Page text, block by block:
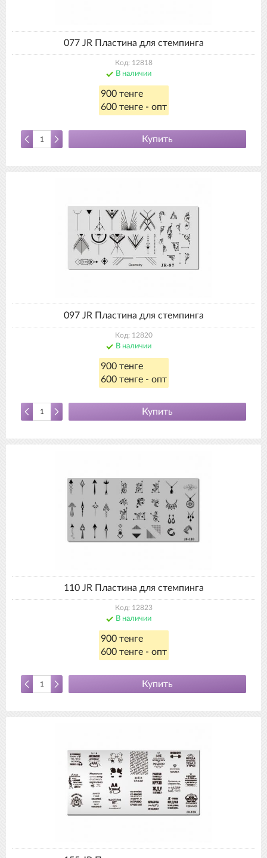
077 JR Пластина для стемпинга
Код: 12818
В наличии
900 тенге
600 тенге - опт
Купить
097 JR Пластина для стемпинга
Код: 12820
В наличии
900 тенге
600 тенге - опт
Купить
110 JR Пластина для стемпинга
Код: 12823
В наличии
900 тенге
600 тенге - опт
Купить